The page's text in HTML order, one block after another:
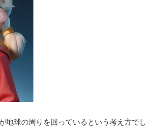
地球の周りを回っているという考え方でし